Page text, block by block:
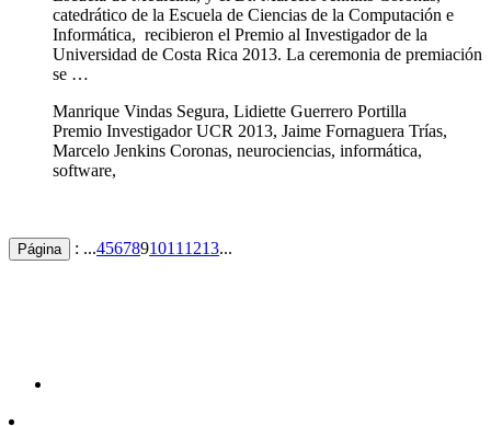
catedrático de la Escuela de Ciencias de la Computación e
Informática, recibieron el Premio al Investigador de la
Universidad de Costa Rica 2013. La ceremonia de premiación
se …
Manrique Vindas Segura, Lidiette Guerrero Portilla
Premio Investigador UCR 2013, Jaime Fornaguera Trías,
Marcelo Jenkins Coronas, neurociencias, informática,
software,
Página : ...4567891011 1213...